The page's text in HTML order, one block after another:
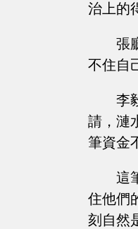
治上的
張
不住自
李
請，漣
筆資金
這
住他們
刻自然